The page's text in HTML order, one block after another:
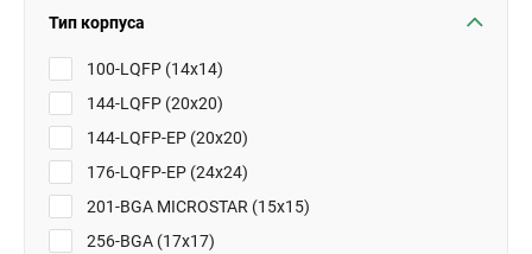
Тип корпуса
100-LQFP (14x14)
144-LQFP (20x20)
144-LQFP-EP (20x20)
176-LQFP-EP (24x24)
201-BGA MICROSTAR (15x15)
256-BGA (17x17)